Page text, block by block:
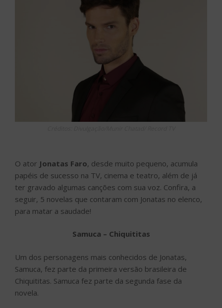
O ator Jonatas Faro, desde muito pequeno, acumula
papéis de sucesso na TV, cinema e teatro, além de já
ter gravado algumas canções com sua voz. Confira, a
seguir, 5 novelas que contaram com Jonatas no elenco,
para matar a saudade!
Samuca – Chiquititas
Um dos personagens mais conhecidos de Jonatas,
Samuca, fez parte da primeira versão brasileira de
Chiquititas. Samuca fez parte da segunda fase da
novela.